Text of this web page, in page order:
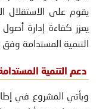
يقوم على الاستقلال
يعزز كفاءة إدارة
التنمية المستدامة وفق
دعم التنمية
ويأتي المشروع في